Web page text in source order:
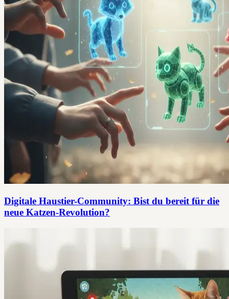
Digitale Haustier-Community: Bist du bereit für die
neue Katzen-Revolution?